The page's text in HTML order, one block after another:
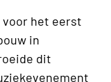
voor het eerst
in
dit